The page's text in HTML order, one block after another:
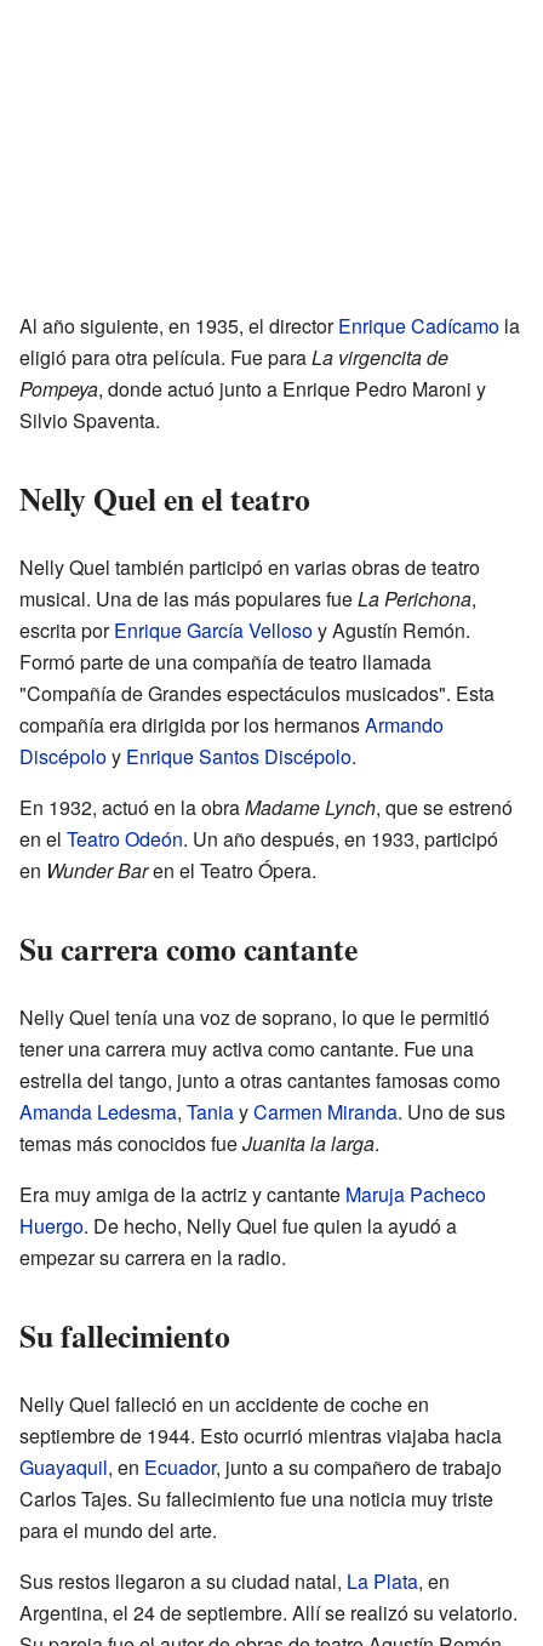
Al año siguiente, en 1935, el directorEnrique Cadícamo la
eligió para otra película. Fue paraLa virgencita de
Pompeya, donde actuó junto a Enrique Pedro Maroni y
Silvio Spaventa.
Nelly Quel en el teatro
Nelly Quel también participó en varias obras de teatro
musical. Una de las más populares fueLa Perichona,
escrita porEnrique García Vellosoy Agustín Remón.
Formó parte de una compañía de teatro llamada
"Compañía de Grandes espectáculos musicados". Esta
compañía era dirigida por los hermanosArmando
Discépoloy Enrique Santos Discépolo.
En 1932, actuó en la obraMadame Lynch, que se estrenó
en el Teatro Odeón. Un año después, en 1933, participó
en Wunder Baren el Teatro Ópera.
Su carrera como cantante
Nelly Quel tenía una voz de soprano, lo que le permitió
tener una carrera muy activa como cantante. Fue una
estrella del tango, junto a otras cantantes famosas como
Amanda Ledesma, TaniayCarmen Miranda. Uno de sus
temas más conocidos fueJuanita la larga.
Era muy amiga de la actriz y cantante Maruja Pacheco
Huergo. De hecho, Nelly Quel fue quien la ayudó a
empezar su carrera en la radio.
Su fallecimiento
Nelly Quel falleció en un accidente de coche en
septiembre de 1944. Esto ocurrió mientras viajaba hacia
Guayaquil, en Ecuador, junto a su compañero de trabajo
Carlos Tajes. Su fallecimiento fue una noticia muy triste
para el mundo del arte.
Sus restos llegaron a su ciudad natal, La Plata, en
Argentina, el 24 de septiembre. Allí se realizó su velatorio.